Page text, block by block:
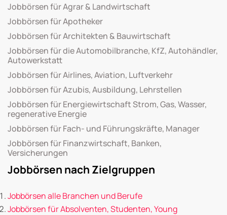
Jobbörsen für Agrar & Landwirtschaft
Jobbörsen für Apotheker
Jobbörsen für Architekten & Bauwirtschaft
Jobbörsen für die Automobilbranche, KfZ, Autohändler,
Autowerkstatt
Jobbörsen für Airlines, Aviation, Luftverkehr
Jobbörsen für Azubis, Ausbildung, Lehrstellen
Jobbörsen für Energiewirtschaft Strom, Gas, Wasser,
regenerative Energie
Jobbörsen für Fach- und Führungskräfte, Manager
Jobbörsen für Finanzwirtschaft, Banken,
Versicherungen
Jobbörsen nach Zielgruppen
Jobbörsen alle Branchen und Berufe
Jobbörsen für Absolventen, Studenten, Young